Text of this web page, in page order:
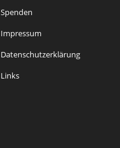
Spenden
Impressum
Datenschutzerklärung
Links